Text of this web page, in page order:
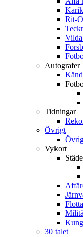
Rit-
Autografer
Tidningar
Övrigt
Vykort
30 talet